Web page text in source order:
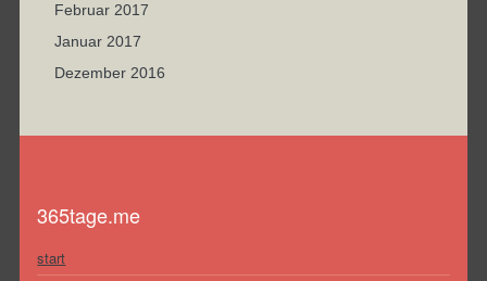
Februar 2017
Januar 2017
Dezember 2016
365tage.me
start